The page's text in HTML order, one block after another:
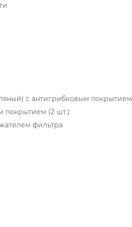
с антигрибковым покрытием
покрытием (2 шт.)
фильтра